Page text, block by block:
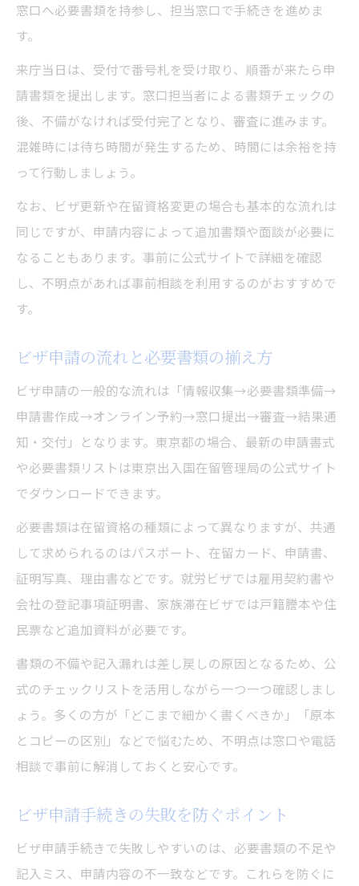
予約システム活用で待ち時間を大幅カット
東京入管ビザ申請の受付レーン活用法
スムーズなビザ申請達成の秘訣を紹介
ビザ申請を成功させるための秘訣と流れ
スムーズなビザ申請を実現する実践テク
窓口へ必要書類を持参し、担当窓口で手続きを進めま
す。
来庁当日は、受付で番号札を受け取り、順番が来たら申
請書類を提出します。窓口担当者による書類チェックの
後、不備がなければ受付完了となり、審査に進みます。
混雑時には待ち時間が発生するため、時間には余裕を持
って行動しましょう。
なお、ビザ更新や在留資格変更の場合も基本的な流れは
同じですが、申請内容によって追加書類や面談が必要に
なることもあります。事前に公式サイトで詳細を確認
し、不明点があれば事前相談を利用するのがおすすめで
す。
ビザ申請の流れと必要書類の揃え方
ビザ申請の一般的な流れは「情報収集→必要書類準備→
申請書作成→オンライン予約→窓口提出→審査→結果通
知・交付」となります。東京都の場合、最新の申請書式
や必要書類リストは東京出入国在留管理局の公式サイト
でダウンロードできます。
必要書類は在留資格の種類によって異なりますが、共通
して求められるのはパスポート、在留カード、申請書、
証明写真、理由書などです。就労ビザでは雇用契約書や
会社の登記事項証明書、家族滞在ビザでは戸籍謄本や住
民票など追加資料が必要です。
書類の不備や記入漏れは差し戻しの原因となるため、公
式のチェックリストを活用しながら一つ一つ確認しまし
ょう。多くの方が「どこまで細かく書くべきか」「原本
とコピーの区別」などで悩むため、不明点は窓口や電話
相談で事前に解消しておくと安心です。
ビザ申請手続きの失敗を防ぐポイント
ビザ申請手続きで失敗しやすいのは、必要書類の不足や
記入ミス、申請内容の不一致などです。これらを防ぐに